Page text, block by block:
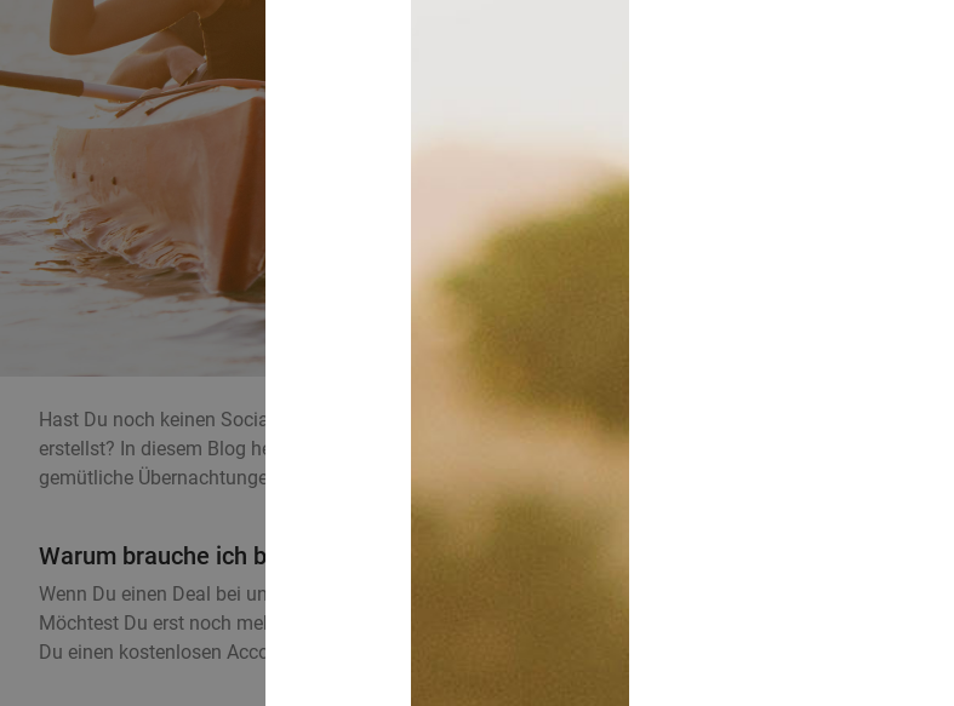
Hast Du noch keinen Social Deal Account, oder möchtest Du wissen, wie Du einen erstellen kannst? Oder
erstellst? In diesem Blog helfen wir Dir und erklären Schritt für Schritt, wie Du ein Konto einrichtest. Lese
gemütliche Übernachtungen sind zum Greifen nah.
Warum brauche ich bei Social Deal einen Account?
Wenn Du einen Deal bei uns kaufen möchtest, benötigen wir einige Angaben von Dir. Und genau das ist
Möchtest Du erst noch mehr lesen über die Vorteile? Sieh Dir dann unseren Blog an über die Vorteile von
Du einen kostenlosen Account bei uns erstellen kannst.